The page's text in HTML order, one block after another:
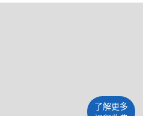
了解更多